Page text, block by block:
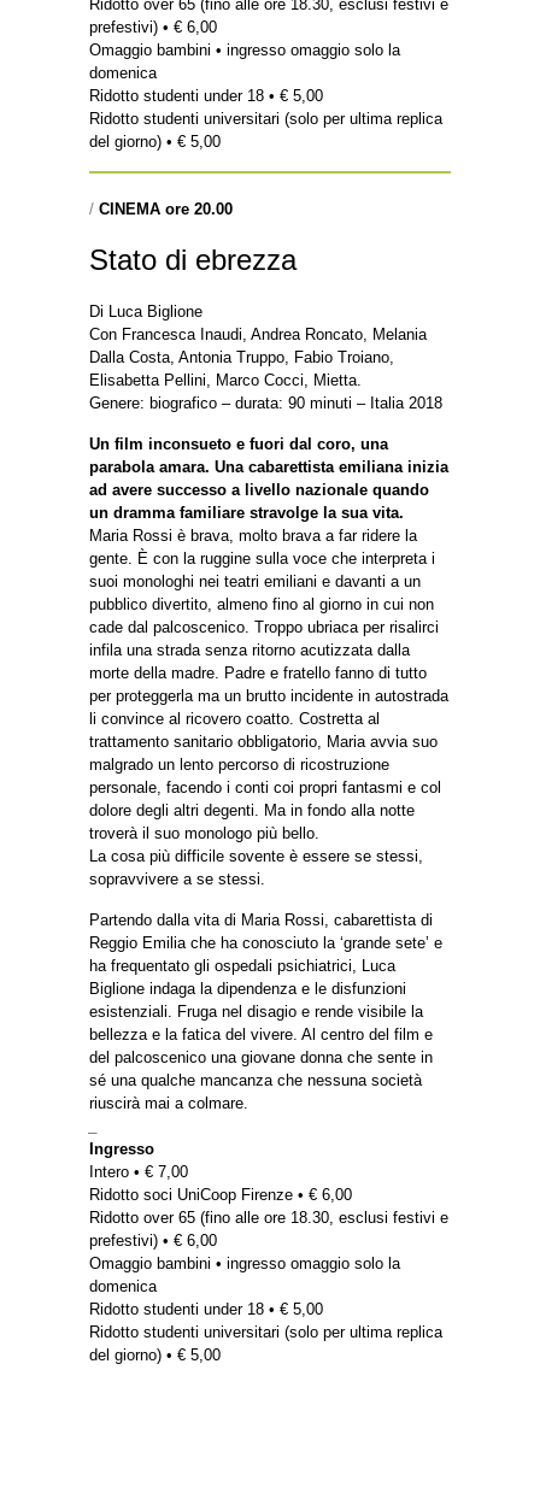
Ridotto over 65 (fino alle ore 18.30, esclusi festivi e
prefestivi) • € 6,00
Omaggio bambini • ingresso omaggio solo la
domenica
Ridotto studenti under 18 • € 5,00
Ridotto studenti universitari (solo per ultima replica
del giorno) • € 5,00
/ CINEMA ore 20.00
Stato di ebrezza
Di Luca Biglione
Con Francesca Inaudi, Andrea Roncato, Melania
Dalla Costa, Antonia Truppo, Fabio Troiano,
Elisabetta Pellini, Marco Cocci, Mietta.
Genere: biografico – durata: 90 minuti – Italia 2018
Un film inconsueto e fuori dal coro, una
parabola amara. Una cabarettista emiliana inizia
ad avere successo a livello nazionale quando
un dramma familiare stravolge la sua vita.
Maria Rossi è brava, molto brava a far ridere la
gente. È con la ruggine sulla voce che interpreta i
suoi monologhi nei teatri emiliani e davanti a un
pubblico divertito, almeno fino al giorno in cui non
cade dal palcoscenico. Troppo ubriaca per risalirci
infila una strada senza ritorno acutizzata dalla
morte della madre. Padre e fratello fanno di tutto
per proteggerla ma un brutto incidente in autostrada
li convince al ricovero coatto. Costretta al
trattamento sanitario obbligatorio, Maria avvia suo
malgrado un lento percorso di ricostruzione
personale, facendo i conti coi propri fantasmi e col
dolore degli altri degenti. Ma in fondo alla notte
troverà il suo monologo più bello.
La cosa più difficile sovente è essere se stessi,
sopravvivere a se stessi.
Partendo dalla vita di Maria Rossi, cabarettista di
Reggio Emilia che ha conosciuto la ‘grande sete’ e
ha frequentato gli ospedali psichiatrici, Luca
Biglione indaga la dipendenza e le disfunzioni
esistenziali. Fruga nel disagio e rende visibile la
bellezza e la fatica del vivere. Al centro del film e
del palcoscenico una giovane donna che sente in
sé una qualche mancanza che nessuna società
riuscirà mai a colmare.
Ingresso
Intero • € 7,00
Ridotto soci UniCoop Firenze • € 6,00
Ridotto over 65 (fino alle ore 18.30, esclusi festivi e
prefestivi) • € 6,00
Omaggio bambini • ingresso omaggio solo la
domenica
Ridotto studenti under 18 • € 5,00
Ridotto studenti universitari (solo per ultima replica
del giorno) • € 5,00